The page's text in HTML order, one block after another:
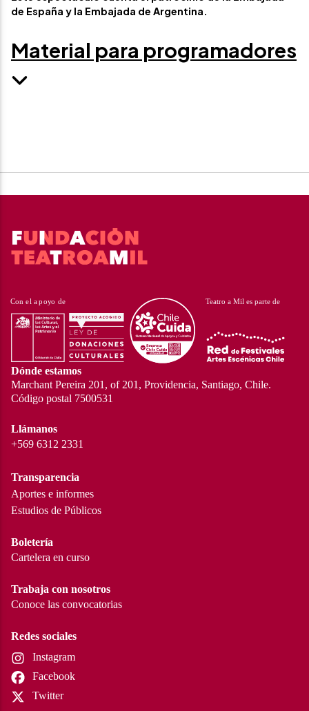
de España y la Embajada de Argentina.
Material para programadores
Dónde estamos
Marchant Pereira 201, of 201, Providencia, Santiago, Chile.
Código postal 7500531
Llámanos
+569 6312 2331
Transparencia
Aportes e informes
Estudios de Públicos
Boletería
Cartelera en curso
Trabaja con nosotros
Conoce las convocatorias
Redes sociales
Instagram
Facebook
Twitter